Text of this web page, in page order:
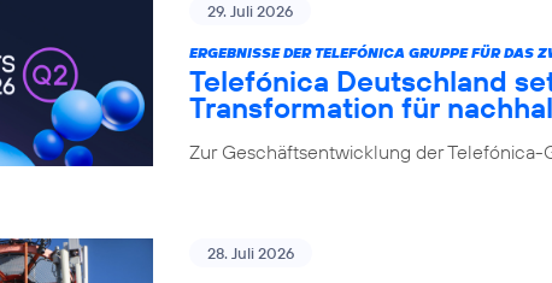
29. Juli 2026
ERGEBNISSE DER TELEFÓNICA GRUPPE FÜR DAS
Telefónica Deutschland
Transformation für
Zur Geschäftsentwicklung der Telefónica-
28. Juli 2026